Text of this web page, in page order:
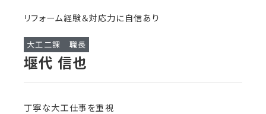
リフォーム経験＆対応力に自信あり
大工二課 職長
堰代 信也
丁寧な大工仕事を重視